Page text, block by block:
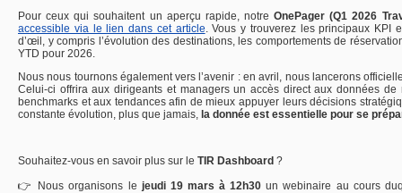
Pour ceux qui souhaitent un aperçu rapide, notreOnePager (Q1 2026
accessible via le lien dans cet article. Vous y trouverez les principaux KPI
d’œil, y compris l’évolution des destinations, les comportements de
YTD pour 2026.
Nous nous tournons également vers l’avenir : en avril, nous lancerons
Celui-ci offrira aux dirigeants et managers un accès direct aux données de
benchmarks et aux tendances afin de mieux appuyer leurs décisions
constante évolution, plus que jamais, la donnée est essentielle pour se
Souhaitez-vous en savoir plus sur le TIR Dashboard ?
👉 Nous organisons le jeudi 19 mars à 12h30 un webinaire au cours